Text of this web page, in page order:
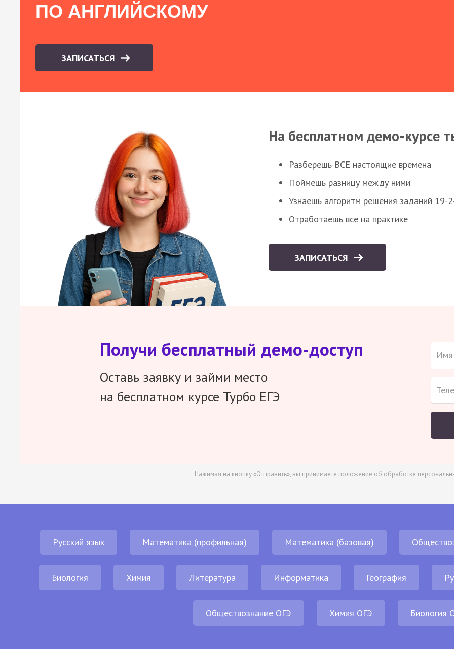
ПО АНГЛИЙСКОМУ
ЗАПИСАТЬСЯ
На бесплатном демо-курсе
Разберешь ВСЕ настоящие времена
Поймешь разницу между ними
Узнаешь алгоритм решения заданий 19-
Отработаешь все на практике
ЗАПИСАТЬСЯ
Получи бесплатный демо-доступ
Оставь заявку и займи место
на бесплатном курсе Турбо ЕГЭ
Нажимая на кнопку «Отправить», вы принимаете положение об обработке
Русский язык Математика (профильная) Математика (базовая)
Биология Химия Литература Информатика География
Обществознание ОГЭ Химия ОГЭ Биология